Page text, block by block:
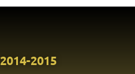
2014-2015